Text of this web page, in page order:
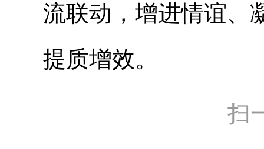
流联动，增进情谊、
提质增效。
扫